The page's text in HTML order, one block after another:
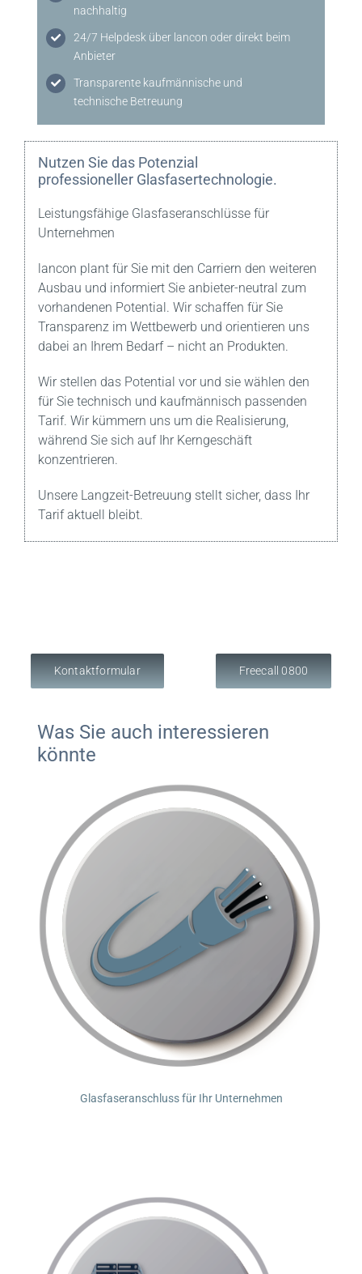
nachhaltig
24/7 Helpdesk über lancon oder direkt beim
Anbieter
Transparente kaufmännische und
technische Betreuung
Nutzen Sie das Potenzial
professioneller Glasfasertechnologie.
Leistungsfähige Glasfaseranschlüsse für
Unternehmen
lancon plant für Sie mit den Carriern den weiteren
Ausbau und informiert Sie anbieter-neutral zum
vorhandenen Potential. Wir schaffen für Sie
Transparenz im Wettbewerb und orientieren uns
dabei an Ihrem Bedarf – nicht an Produkten.
Wir stellen das Potential vor und sie wählen den
für Sie technisch und kaufmännisch passenden
Tarif. Wir kümmern uns um die Realisierung,
während Sie sich auf Ihr Kerngeschäft
konzentrieren.
Unsere Langzeit-Betreuung stellt sicher, dass Ihr
Tarif aktuell bleibt.
Kontaktformular Freecall 0800
Was Sie auch interessieren
könnte
Glasfaseranschluss für Ihr Unternehmen